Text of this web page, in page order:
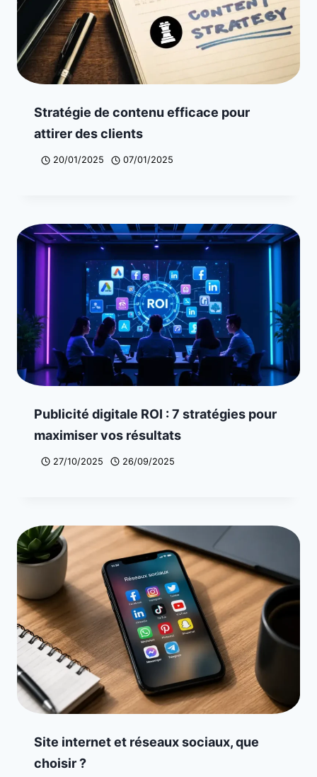
Stratégie de contenu efficace pour
attirer des clients
20/01/2025 07/01/2025
Publicité digitale ROI : 7 stratégies pour
maximiser vos résultats
27/10/2025 26/09/2025
Site internet et réseaux sociaux, que
choisir ?